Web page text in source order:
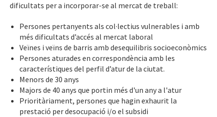
dificultats per a incorporar-se al mercat de treball:
Persones pertanyents als col·lectius vulnerables i amb
més dificultats d’accés al mercat laboral
Veïnes i veïns de barris amb desequilibris socioeconòmics
Persones aturades en correspondència amb les
característiques del perfil d’atur de la ciutat.
Menors de 30 anys
Majors de 40 anys que portin més d'un any a l'atur
Prioritàriament, persones que hagin exhaurit la
prestació per desocupació i/o el subsidi